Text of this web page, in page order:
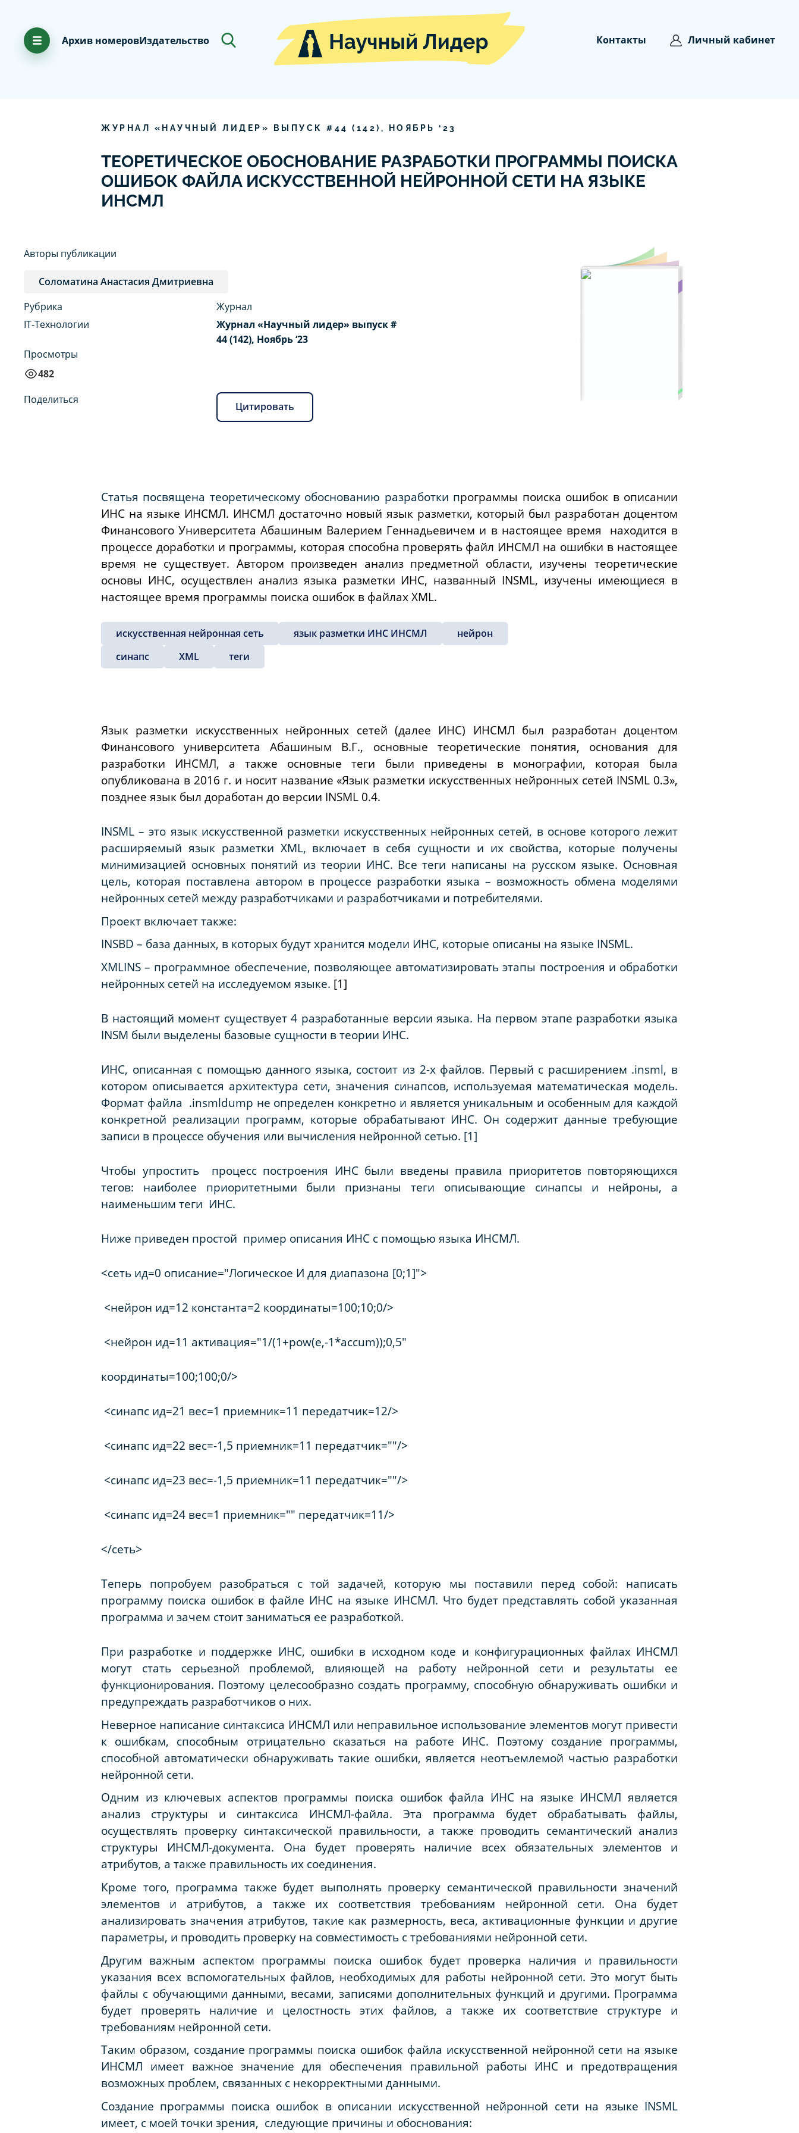
Архив номеровИздательство Контакты Личный кабинет
ЖУРНАЛ «НАУЧНЫЙ ЛИДЕР» ВЫПУСК # 44 ( 142), НОЯБРЬ ‘ 23
ТЕОРЕТИЧЕСКОЕ ОБОСНОВАНИЕ РАЗРАБОТКИ ПРОГРАММЫ ПОИСКА
ОШИБОК ФАЙЛА ИСКУССТВЕННОЙ НЕЙРОННОЙ СЕТИ НА ЯЗЫКЕ
ИНСМЛ
Авторы публикации
Соломатина Анастасия Дмитриевна
Рубрика
IT-Технологии
Просмотры
482
Журнал
Журнал «Научный лидер» выпуск #
44 (142), Ноябрь ‘23
Поделиться
Цитировать
Статья посвящена теоретическому обоснованию разработки программы поиска ошибок в описании
ИНС на языке ИНСМЛ. ИНСМЛ достаточно новый язык разметки, который был разработан доцентом
Финансового Университета Абашиным Валерием Геннадьевичем и в настоящее время находится в
процессе доработки и программы, которая способна проверять файл ИНСМЛ на ошибки в настоящее
время не существует. Автором произведен анализ предметной области, изучены теоретические
основы ИНС, осуществлен анализ языка разметки ИНС, названный INSML, изучены имеющиеся в
настоящее время программы поиска ошибок в файлах XML.
искусственная нейронная сеть язык разметки ИНС ИНСМЛ
нейрон
синапс
XML теги
Язык разметки искусственных нейронных сетей (далее ИНС) ИНСМЛ был разработан доцентом
Финансового университета Абашиным В.Г., основные теоретические понятия, основания для
разработки ИНСМЛ, а также основные теги были приведены в монографии, которая была
опубликована в 2016 г. и носит название «Язык разметки искусственных нейронных сетей INSML 0.3»,
позднее язык был доработан до версии INSML 0.4.
INSML – это язык искусственной разметки искусственных нейронных сетей, в основе которого лежит
расширяемый язык разметки XML, включает в себя сущности и их свойства, которые получены
минимизацией основных понятий из теории ИНС. Все теги написаны на русском языке. Основная
цель, которая поставлена автором в процессе разработки языка – возможность обмена моделями
нейронных сетей между разработчиками и разработчиками и потребителями.
Проект включает также:
INSBD – база данных, в которых будут хранится модели ИНС, которые описаны на языке INSML.
XMLINS – программное обеспечение, позволяющее автоматизировать этапы построения и обработки
нейронных сетей на исследуемом языке. [1]
В настоящий момент существует 4 разработанные версии языка. На первом этапе разработки языка
INSM были выделены базовые сущности в теории ИНС.
ИНС, описанная с помощью данного языка, состоит из 2-х файлов. Первый с расширением .insml, в
котором описывается архитектура сети, значения синапсов, используемая математическая модель.
Формат файла .insmldump не определен конкретно и является уникальным и особенным для каждой
конкретной реализации программ, которые обрабатывают ИНС. Он содержит данные требующие
записи в процессе обучения или вычисления нейронной сетью. [1]
Чтобы упростить процесс построения ИНС были введены правила приоритетов повторяющихся
тегов: наиболее приоритетными были признаны теги описывающие синапсы и нейроны, а
наименьшим теги ИНС.
Ниже приведен простой пример описания ИНС с помощью языка ИНСМЛ.
<сеть ид=0 описание="Логическое И для диапазона [0;1]">
<нейрон ид=12 константа=2 координаты=100;10;0/>
<нейрон ид=11 активация="1/(1+pow(e,-1*accum));0,5"
координаты=100;100;0/>
<синапс ид=21 вес=1 приемник=11 передатчик=12/>
<синапс ид=22 вес=-1,5 приемник=11 передатчик=""/>
<синапс ид=23 вес=-1,5 приемник=11 передатчик=""/>
<синапс ид=24 вес=1 приемник="" передатчик=11/>
</сеть>
Теперь попробуем разобраться с той задачей, которую мы поставили перед собой: написать
программу поиска ошибок в файле ИНС на языке ИНСМЛ. Что будет представлять собой указанная
программа и зачем стоит заниматься ее разработкой.
При разработке и поддержке ИНС, ошибки в исходном коде и конфигурационных файлах ИНСМЛ
могут стать серьезной проблемой, влияющей на работу нейронной сети и результаты ее
функционирования. Поэтому целесообразно создать программу, способную обнаруживать ошибки и
предупреждать разработчиков о них.
Неверное написание синтаксиса ИНСМЛ или неправильное использование элементов могут привести
к ошибкам, способным отрицательно сказаться на работе ИНС. Поэтому создание программы,
способной автоматически обнаруживать такие ошибки, является неотъемлемой частью разработки
нейронной сети.
Одним из ключевых аспектов программы поиска ошибок файла ИНС на языке ИНСМЛ является
анализ структуры и синтаксиса ИНСМЛ-файла. Эта программа будет обрабатывать файлы,
осуществлять проверку синтаксической правильности, а также проводить семантический анализ
структуры ИНСМЛ-документа. Она будет проверять наличие всех обязательных элементов и
атрибутов, а также правильность их соединения.
Кроме того, программа также будет выполнять проверку семантической правильности значений
элементов и атрибутов, а также их соответствия требованиям нейронной сети. Она будет
анализировать значения атрибутов, такие как размерность, веса, активационные функции и другие
параметры, и проводить проверку на совместимость с требованиями нейронной сети.
Другим важным аспектом программы поиска ошибок будет проверка наличия и правильности
указания всех вспомогательных файлов, необходимых для работы нейронной сети. Это могут быть
файлы с обучающими данными, весами, записями дополнительных функций и другими. Программа
будет проверять наличие и целостность этих файлов, а также их соответствие структуре и
требованиям нейронной сети.
Таким образом, создание программы поиска ошибок файла искусственной нейронной сети на языке
ИНСМЛ имеет важное значение для обеспечения правильной работы ИНС и предотвращения
возможных проблем, связанных с некорректными данными.
Создание программы поиска ошибок в описании искусственной нейронной сети на языке INSML
имеет, с моей точки зрения, следующие причины и обоснования: